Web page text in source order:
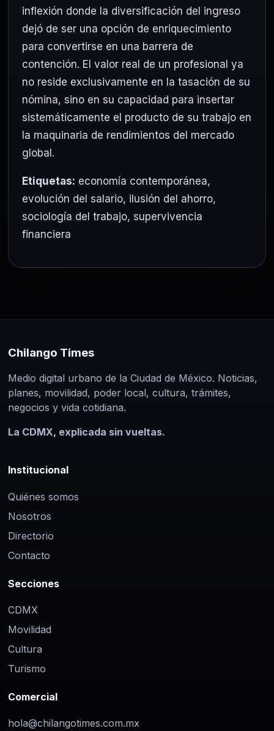
inflexión donde la diversificación del ingreso
dejó de ser una opción de enriquecimiento
para convertirse en una barrera de
contención. El valor real de un profesional ya
no reside exclusivamente en la tasación de su
nómina, sino en su capacidad para insertar
sistemáticamente el producto de su trabajo en
la maquinaria de rendimientos del mercado
global.
Etiquetas: economía contemporánea,
evolución del salario, ilusión del ahorro,
sociología del trabajo, supervivencia
financiera
Chilango Times
Medio digital urbano de la Ciudad de México. Noticias,
planes, movilidad, poder local, cultura, trámites,
negocios y vida cotidiana.
La CDMX, explicada sin vueltas.
Institucional
Quiénes somos
Nosotros
Directorio
Contacto
Secciones
CDMX
Movilidad
Cultura
Turismo
Comercial
hola@chilangotimes.com.mx